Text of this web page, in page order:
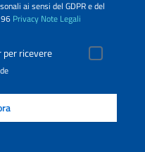
ai sensi del GDPR e del
Privacy Note Legali
ricevere